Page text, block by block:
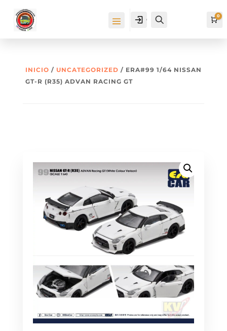
Cuenta 0
INICIO / UNCATEGORIZED / ERA#99 1/64 NISSAN
GT-R (R35) ADVAN RACING GT